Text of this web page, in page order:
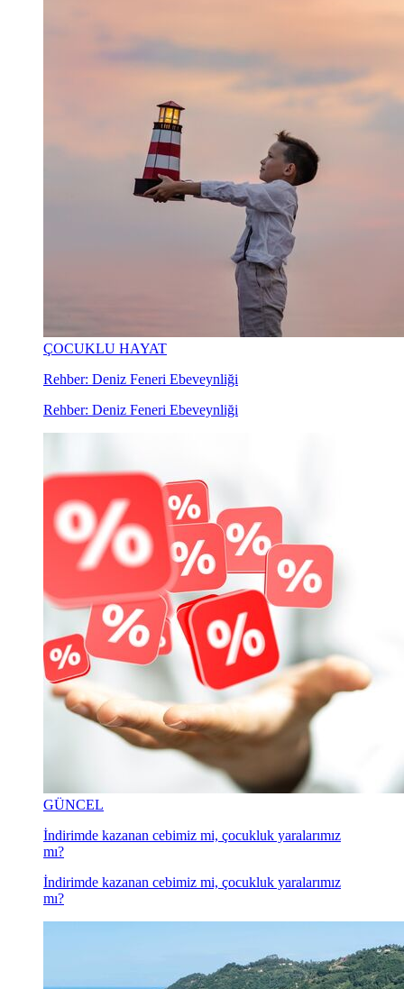
ÇOCUKLU HAYAT
Rehber: Deniz Feneri Ebeveynliği
Rehber: Deniz Feneri Ebeveynliği
GÜNCEL
İndirimde kazanan cebimiz mi, çocukluk yaralarımız
mı?
İndirimde kazanan cebimiz mi, çocukluk yaralarımız
mı?